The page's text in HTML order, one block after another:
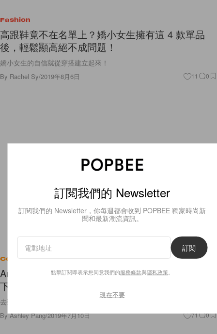
Fashion
高跟鞋竟不在名單上？嬌小女生擁有這 4 款單品
後，輕鬆顯高絕不成問題！
嬌小女生的自信就從穿搭建立起來！
By Rachel Sy/2019年8月6日 11 0
Celebrities
Anna Wintour 會在 Zara 買甚麼？職場女生馬上抄
下來！
去到 Zara 和 Mango，Anna Wintour 大概會把這些單品放入購物籃！
ByAshley Pang/2019年7月10日 71 0
訂閱我們的 Newsletter
訂閱我們的 Newsletter，你每週都會收到 POPBEE 獨家時尚新
聞和最新潮流資訊。
訂閱
點擊訂閱即表示您同意我們的服務條款與隱私政策
現在不要